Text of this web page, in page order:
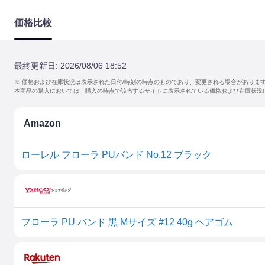
価格比較
最終更新日: 2026/08/06 18:52
※ 価格および在庫状況は表示された日付/時刻の時点のものであり、変更される場合があります
本商品の購入においては、購入の時点で該当するサイトに表示されている価格および在庫状況
Amazon
ローレル フローラ PUバンド No.12 ブラック
フローラ PU バンド 黒 Mサイズ #12 40g ヘアゴム